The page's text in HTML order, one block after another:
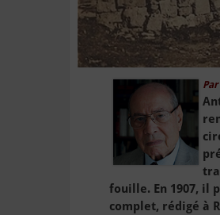
fouille. En 1907, il
complet, rédigé à